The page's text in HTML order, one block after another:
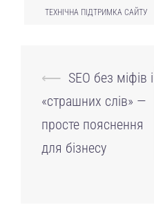
ТЕХНІЧНА ПІДТРИМКА САЙТУ
Навігація
по
запису
⟵ SEO без міфів і
«страшних слів» —
просте пояснення
для бізнесу